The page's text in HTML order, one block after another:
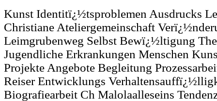
Kunst Identitï¿½tsproblemen Ausdrucks
Christiane Ateliergemeinschaft
Leimgrubenweg Selbst Bewï¿½ltigung
Jugendliche Erkrankungen Menschen
Projekte Angebote Begleitung
Reiser Entwicklungs
Biografiearbeit Ch Malolaalleseins